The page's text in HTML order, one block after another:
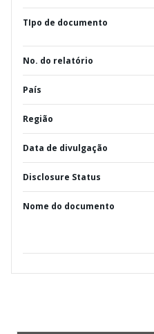
TIpo de documento
No. do relatório
País
Região
Data de divulgação
Disclosure Status
Nome do documento